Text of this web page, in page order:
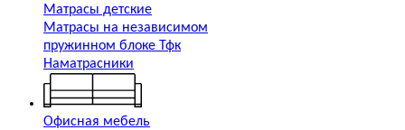
Матрасы детские
Матрасы на независимом
пружинном блоке Тфк
Наматрасники
Офисная мебель